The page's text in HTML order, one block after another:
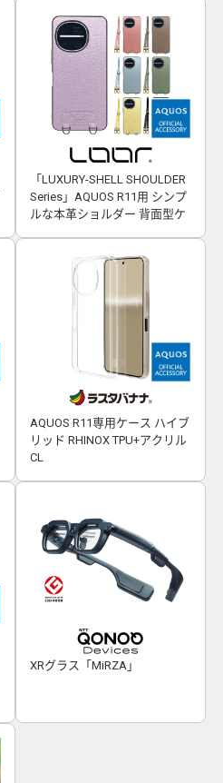
「LUXURY-SHELL SHOULDER
Series」AQUOS R11用 シンプ
ルな本革ショルダー 背面型ケ
AQUOS R11専用ケース ハイブ
リッド RHINOX TPU+アクリル
CL
XRグラス「MiRZA」